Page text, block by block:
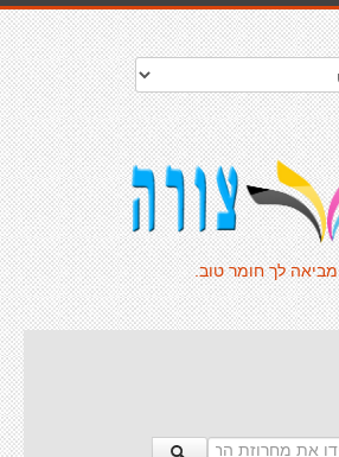
מביאה לך חומר טוב.